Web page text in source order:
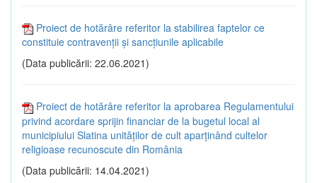
Proiect de hotărâre referitor la stabilirea faptelor ce
constituie contravenții și sancțiunile aplicabile
(Data publicării: 22.06.2021)
Proiect de hotărâre referitor la aprobarea Regulamentului
privind acordare sprijin financiar de la bugetul local al
municipiului Slatina unităților de cult aparținând cultelor
religioase recunoscute din România
(Data publicării: 14.04.2021)